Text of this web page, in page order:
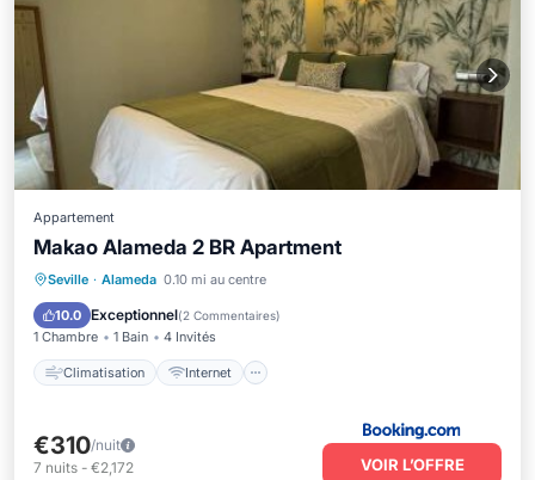
Appartement
Makao Alameda 2 BR Apartment
Seville · Alameda 0.10 mi au centre
10.0 Exceptionnel(2 Commentaires)
1 Chambre 1 Bain 4 Invités
Climatisation Internet
Climatisation
Internet
Adapté aux enfants
€310/nuit
7 nuits - €2,172 VOIR L’OFFRE